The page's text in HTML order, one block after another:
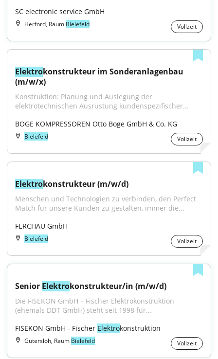
SC electronic service GmbH
Herford, Raum Bielefeld Vollzeit
Elektrokonstrukteur im Sonderanlagenbau
(m/w/x)
Konstruktion: Planung und Auslegung der
elektrotechnischen Ausrüstung kundenspezifischer...
BOGE KOMPRESSOREN Otto Boge GmbH & Co. KG
Bielefeld Vollzeit
Elektrokonstrukteur (m/w/d)
Menschen und Technologien zu verbinden, den Perfect
Match für unsere Kunden zu gestalten, immer die...
FERCHAU GmbH
Bielefeld Vollzeit
Senior Elektrokonstrukteur/in (m/w/d)
Die FISEKON GmbH – Fischer Elektrokonstruktion
(ehemals DDT GmbH) steht seit 1998 für...
FISEKON GmbH - Fischer Elektrokonstruktion
Gütersloh, Raum Bielefeld Vollzeit